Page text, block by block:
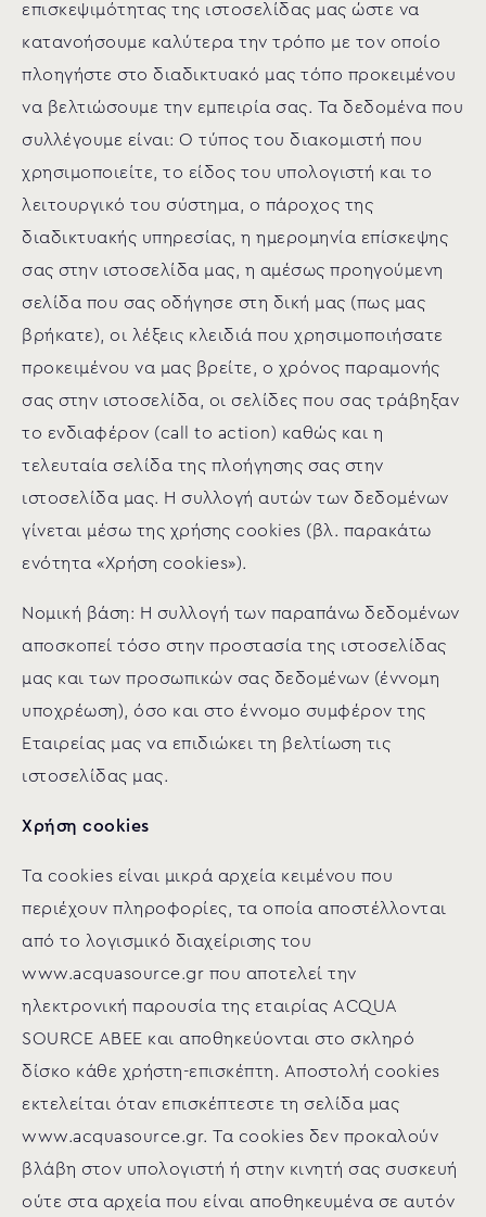
επισκεψιμότητας της ιστοσελίδας μας ώστε να
κατανοήσουμε καλύτερα την τρόπο με τον οποίο
πλοηγήστε στο διαδικτυακό μας τόπο προκειμένου
να βελτιώσουμε την εμπειρία σας. Τα δεδομένα που
συλλέγουμε είναι: Ο τύπος του διακομιστή που
χρησιμοποιείτε, το είδος του υπολογιστή και το
λειτουργικό του σύστημα, ο πάροχος της
διαδικτυακής υπηρεσίας, η ημερομηνία επίσκεψης
σας στην ιστοσελίδα μας, η αμέσως προηγούμενη
σελίδα που σας οδήγησε στη δική μας (πως μας
βρήκατε), οι λέξεις κλειδιά που χρησιμοποιήσατε
προκειμένου να μας βρείτε, ο χρόνος παραμονής
σας στην ιστοσελίδα, οι σελίδες που σας τράβηξαν
το ενδιαφέρον (call to action) καθώς και η
τελευταία σελίδα της πλοήγησης σας στην
ιστοσελίδα μας. Η συλλογή αυτών των δεδομένων
γίνεται μέσω της χρήσης cookies (βλ. παρακάτω
ενότητα «Χρήση cookies»).
Νομική βάση: Η συλλογή των παραπάνω δεδομένων
αποσκοπεί τόσο στην προστασία της ιστοσελίδας
μας και των προσωπικών σας δεδομένων (έννομη
υποχρέωση), όσο και στο έννομο συμφέρον της
Εταιρείας μας να επιδιώκει τη βελτίωση τις
ιστοσελίδας μας.
Χρήση cookies
Τα cookies είναι μικρά αρχεία κειμένου που
περιέχουν πληροφορίες, τα οποία αποστέλλονται
από το λογισμικό διαχείρισης του
www.acquasource.gr που αποτελεί την
ηλεκτρονική παρουσία της εταιρίας ACQUA
SOURCE ΑΒΕΕ και αποθηκεύονται στο σκληρό
δίσκο κάθε χρήστη-επισκέπτη. Αποστολή cookies
εκτελείται όταν επισκέπτεστε τη σελίδα μας
www.acquasource.gr. Τα cookies δεν προκαλούν
βλάβη στον υπολογιστή ή στην κινητή σας συσκευή
ούτε στα αρχεία που είναι αποθηκευμένα σε αυτόν